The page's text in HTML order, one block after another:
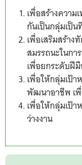
เพื่อสร้างความ
กันเป็นกลุ่มเป็น
เพื่อเสริมสร้าง
สมรรถนะในก
เพื่อยกระดับฝี
เพื่อให้กลุ่มเป้
พัฒนาอาชีพ เ
เพื่อให้กลุ่มเป้า
ว่างงาน